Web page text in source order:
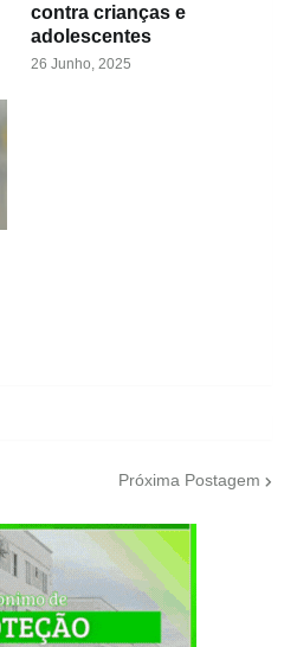
contra crianças e
adolescentes
26 Junho, 2025
Próxima Postagem